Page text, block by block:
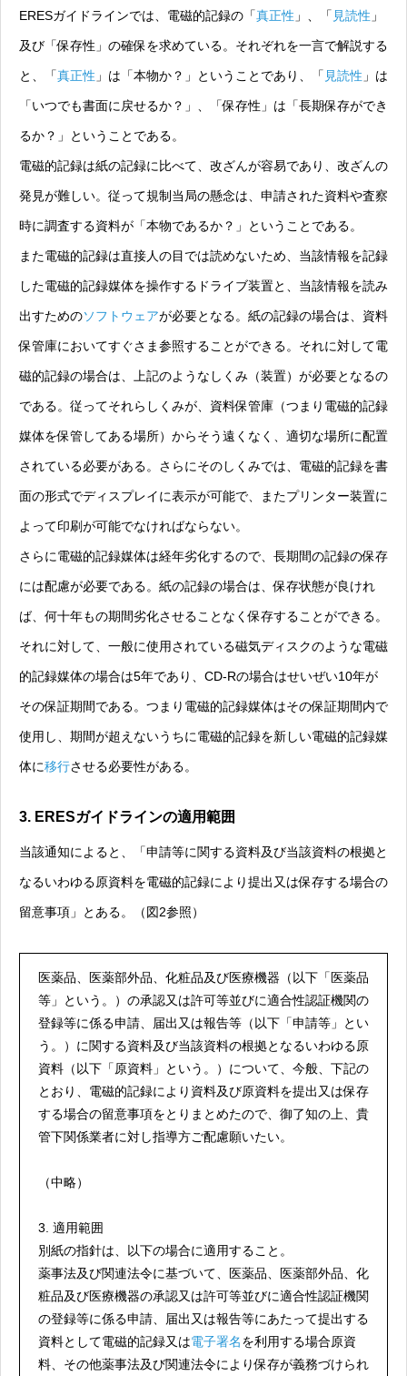
ERESガイドラインでは、電磁的記録の「真正性 」、「 見読性 」
及び「保存性」の確保を求めている。それぞれを一言で解説する
と、「真正性 」は「本物か？」ということであり、「 見読性 」は
「いつでも書面に戻せるか？」、「保存性」は「長期保存ができ
るか？」ということである。
電磁的記録は紙の記録に比べて、改ざんが容易であり、改ざんの
発見が難しい。従って規制当局の懸念は、申請された資料や査察
時に調査する資料が「本物であるか？」ということである。
また電磁的記録は直接人の目では読めないため、当該情報を記録
した電磁的記録媒体を操作するドライブ装置と、当該情報を読み
出すためのソフトウェアが必要となる。紙の記録の場合は、資料
保管庫においてすぐさま参照することができる。それに対して電
磁的記録の場合は、上記のようなしくみ（装置）が必要となるの
である。従ってそれらしくみが、資料保管庫（つまり電磁的記録
媒体を保管してある場所）からそう遠くなく、適切な場所に配置
されている必要がある。さらにそのしくみでは、電磁的記録を書
面の形式でディスプレイに表示が可能で、またプリンター装置に
よって印刷が可能でなければならない。
さらに電磁的記録媒体は経年劣化するので、長期間の記録の保存
には配慮が必要である。紙の記録の場合は、保存状態が良けれ
ば、何十年もの期間劣化させることなく保存することができる。
それに対して、一般に使用されている磁気ディスクのような電磁
的記録媒体の場合は5年であり、CD-Rの場合はせいぜい10年が
その保証期間である。つまり電磁的記録媒体はその保証期間内で
使用し、期間が超えないうちに電磁的記録を新しい電磁的記録媒
体に移行させる必要性がある。
3. ERESガイドラインの適用範囲
当該通知によると、「申請等に関する資料及び当該資料の根拠と
なるいわゆる原資料を電磁的記録により提出又は保存する場合の
留意事項」とある。（図2参照）
医薬品、医薬部外品、化粧品及び医療機器（以下「医薬品
等」という。）の承認又は許可等並びに適合性認証機関の
登録等に係る申請、届出又は報告等（以下「申請等」とい
う。）に関する資料及び当該資料の根拠となるいわゆる原
資料（以下「原資料」という。）について、今般、下記の
とおり、電磁的記録により資料及び原資料を提出又は保存
する場合の留意事項をとりまとめたので、御了知の上、貴
管下関係業者に対し指導方ご配慮願いたい。
（中略）
3. 適用範囲
別紙の指針は、以下の場合に適用すること。
薬事法及び関連法令に基づいて、医薬品、医薬部外品、化
粧品及び医療機器の承認又は許可等並びに適合性認証機関
の登録等に係る申請、届出又は報告等にあたって提出する
資料として電磁的記録又は電子署名を利用する場合原資
料、その他薬事法及び関連法令により保存が義務づけられ